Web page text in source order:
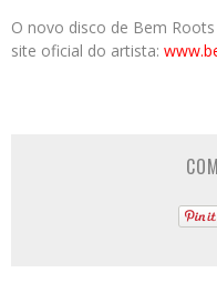
O novo disco de Bem
site oficial do artista: